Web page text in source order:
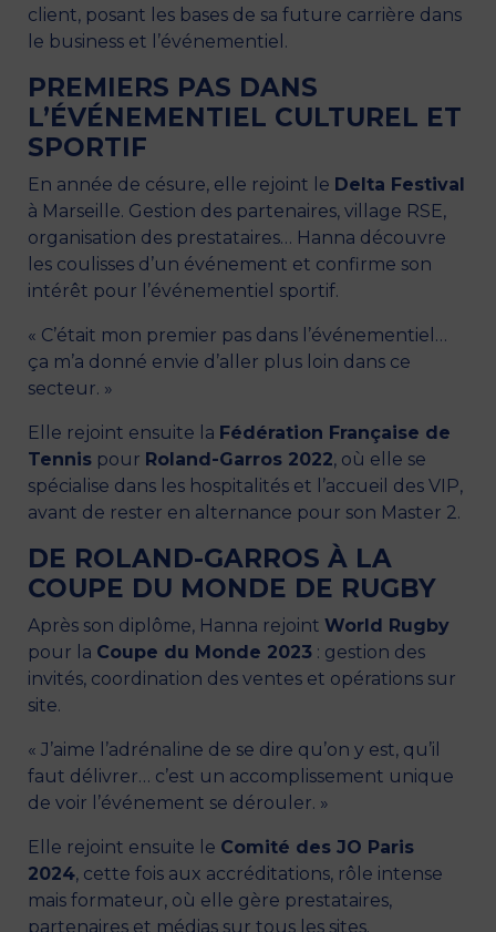
client, posant les bases de sa future carrière dans
le business et l’événementiel.
PREMIERS PAS DANS
L’ÉVÉNEMENTIEL CULTUREL ET
SPORTIF
En année de césure, elle rejoint le Delta Festival
à Marseille. Gestion des partenaires, village RSE,
organisation des prestataires… Hanna découvre
les coulisses d’un événement et confirme son
intérêt pour l’événementiel sportif.
« C’était mon premier pas dans l’événementiel…
ça m’a donné envie d’aller plus loin dans ce
secteur. »
Elle rejoint ensuite la Fédération Française de
Tennis pour Roland-Garros 2022, où elle se
spécialise dans les hospitalités et l’accueil des VIP,
avant de rester en alternance pour son Master 2.
DE ROLAND-GARROS À LA
COUPE DU MONDE DE RUGBY
Après son diplôme, Hanna rejoint World Rugby
pour la Coupe du Monde 2023 : gestion des
invités, coordination des ventes et opérations sur
site.
« J’aime l’adrénaline de se dire qu’on y est, qu’il
faut délivrer… c’est un accomplissement unique
de voir l’événement se dérouler. »
Elle rejoint ensuite le Comité des JO Paris
2024, cette fois aux accréditations, rôle intense
mais formateur, où elle gère prestataires,
partenaires et médias sur tous les sites.